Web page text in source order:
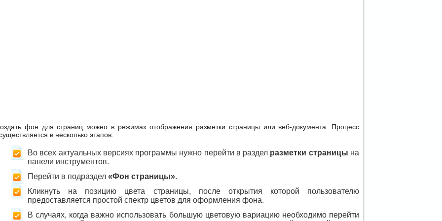
фон для страниц можно в режимах отображения разметки страницы или веб-документа. Процесс
в несколько этапов:
Во всех актуальных версиях программы нужно перейти в раздел разметки страницы на
панели инструментов.
Перейти в подраздел «Фон страницы».
Кликнуть на позицию цвета страницы, после открытия которой пользователю
предоставляется простой спектр цветов для оформления фона.
В случаях, когда важно использовать большую цветовую вариацию необходимо перейти